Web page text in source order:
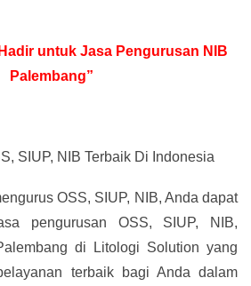
untuk Jasa Pengurusan NIB
Palembang”
SIUP, NIB Terbaik Di Indonesia
OSS, SIUP, NIB, Anda dapat
pengurusan OSS, SIUP, NIB,
di Litologi Solution yang
terbaik bagi Anda dalam